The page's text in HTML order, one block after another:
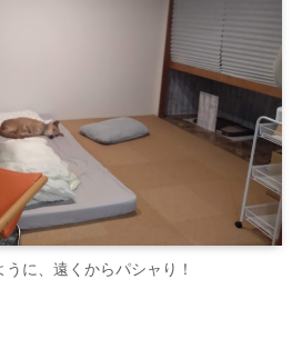
うに、遠くからパシャり！